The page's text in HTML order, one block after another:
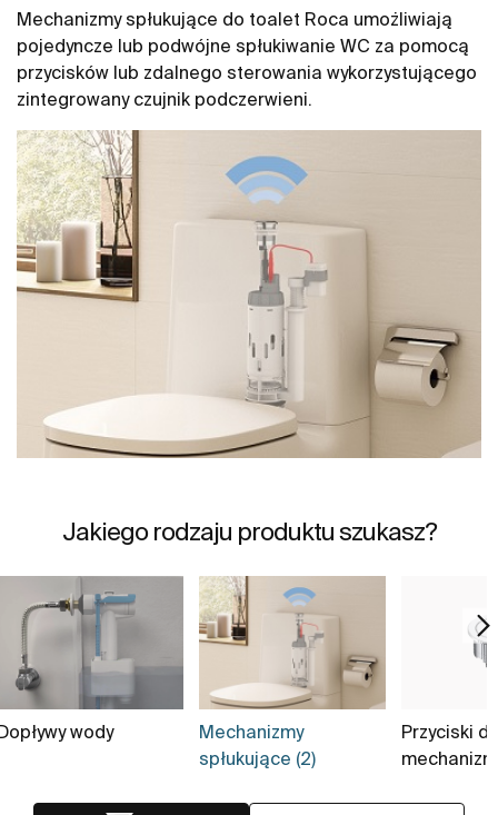
Mechanizmy spłukujące do toalet Roca umożliwiają
pojedyncze lub podwójne spłukiwanie WC za pomocą
przycisków lub zdalnego sterowania wykorzystującego
zintegrowany czujnik podczerwieni.
Jakiego rodzaju produktu szukasz?
wody
Mechanizmy
spłukujące (2)
Przyciski